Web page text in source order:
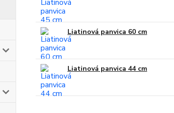
Liatinová panvica 60 cm
Liatinová panvica 44 cm